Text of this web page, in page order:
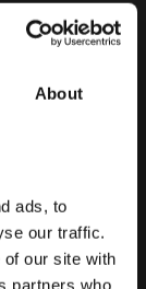
About
ads, to
our traffic.
our site with
partners who
å øke antall
ved å
til å bli
skape